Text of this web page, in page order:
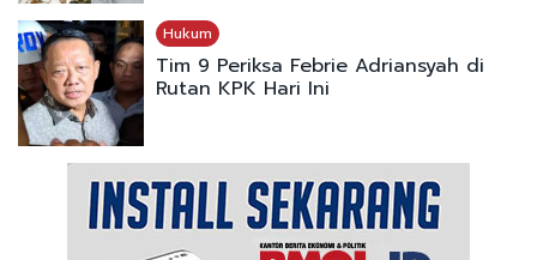
Hukum
Tim 9 Periksa Febrie Adriansyah di
Rutan KPK Hari Ini